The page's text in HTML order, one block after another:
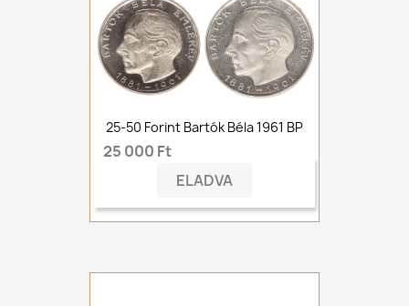
25-50 Forint Bartók Béla 1961 BP
25 000 Ft
ELADVA